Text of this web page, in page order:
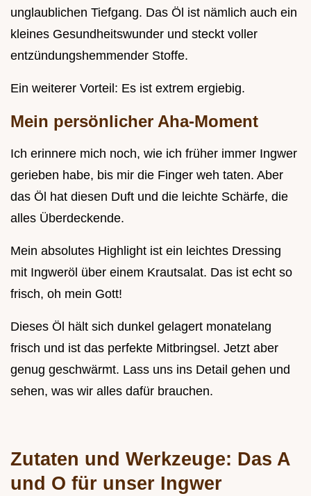
unglaublichen Tiefgang. Das Öl ist nämlich auch ein
kleines Gesundheitswunder und steckt voller
entzündungshemmender Stoffe.
Ein weiterer Vorteil: Es ist extrem ergiebig.
Mein persönlicher Aha-Moment
Ich erinnere mich noch, wie ich früher immer Ingwer
gerieben habe, bis mir die Finger weh taten. Aber
das Öl hat diesen Duft und die leichte Schärfe, die
alles Überdeckende.
Mein absolutes Highlight ist ein leichtes Dressing
mit Ingweröl über einem Krautsalat. Das ist echt so
frisch, oh mein Gott!
Dieses Öl hält sich dunkel gelagert monatelang
frisch und ist das perfekte Mitbringsel. Jetzt aber
genug geschwärmt. Lass uns ins Detail gehen und
sehen, was wir alles dafür brauchen.
Zutaten und Werkzeuge: Das A
und O für unser Ingwer